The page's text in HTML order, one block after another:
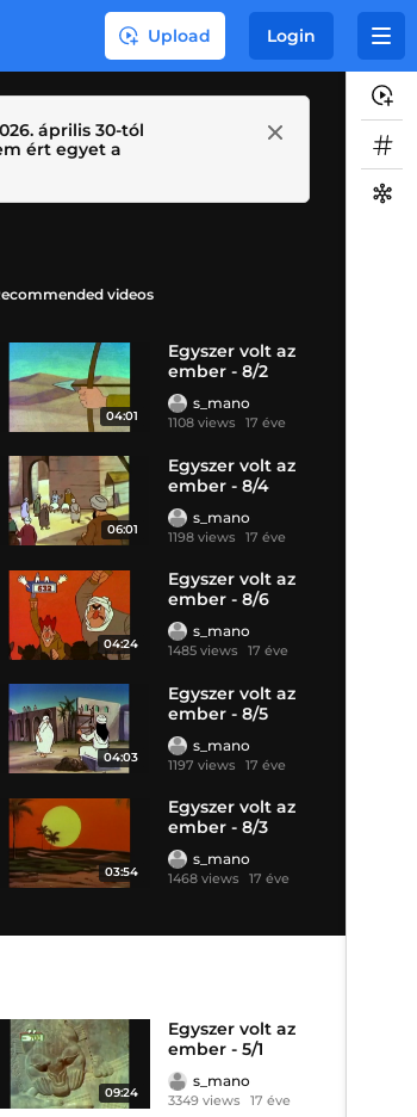
Upload Login
április 30-tól
ért egyet a
videos
04:01
Egyszer volt az
ember - 8/2
s_mano
1108 views 17 éve
06:01
Egyszer volt az
ember - 8/4
s_mano
1198 views 17 éve
04:24
Egyszer volt az
ember - 8/6
s_mano
1485 views 17 éve
04:03
Egyszer volt az
ember - 8/5
s_mano
1197 views 17 éve
03:54
Egyszer volt az
ember - 8/3
s_mano
1468 views 17 éve
09:24
Egyszer volt az
ember - 5/1
s_mano
3349 views 17 éve